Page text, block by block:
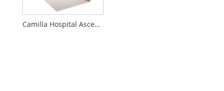
Camilla Hospital Ascensor